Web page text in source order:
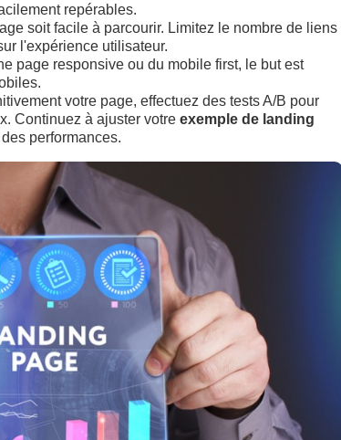
repérables.
soit facile à parcourir. Limitez le nombre de liens
l'expérience utilisateur.
page responsive ou du mobile first, le but est
votre page, effectuez des tests A/B pour
Continuez à ajuster votre exemple de landing
performances.